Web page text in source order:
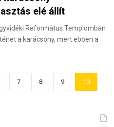
elé állít
Református Templomban
a karácsony, mert ebben a
7 8 9 10